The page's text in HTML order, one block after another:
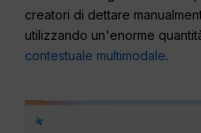
creatori di dettare
utilizzando un'enorme
contestuale multimodale.